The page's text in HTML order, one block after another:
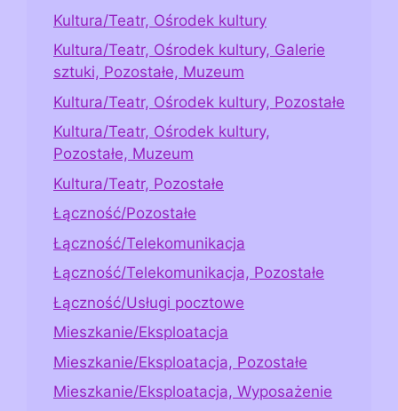
Kultura/Teatr, Ośrodek kultury
Kultura/Teatr, Ośrodek kultury, Galerie
sztuki, Pozostałe, Muzeum
Kultura/Teatr, Ośrodek kultury, Pozostałe
Kultura/Teatr, Ośrodek kultury,
Pozostałe, Muzeum
Kultura/Teatr, Pozostałe
Łączność/Pozostałe
Łączność/Telekomunikacja
Łączność/Telekomunikacja, Pozostałe
Łączność/Usługi pocztowe
Mieszkanie/Eksploatacja
Mieszkanie/Eksploatacja, Pozostałe
Mieszkanie/Eksploatacja, Wyposażenie